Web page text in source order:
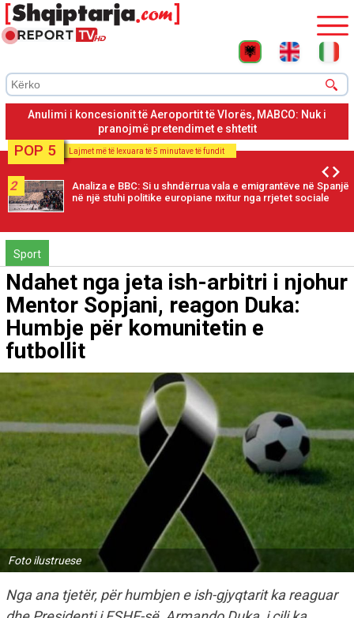
Anulimi i koncesionit të Aeroportit të Vlorës, MABCO: Na
mbajtën jashtë kantierit 1 vit
POP 5 Lajmet më të lexuara të 5 minutave të fundit
2
Analiza e BBC: Si u shndërrua vala e emigrantëve në Spanjë
në një stuhi politike europiane nxitur nga rrjetet sociale
Sport
Ndahet nga jeta ish-arbitri i njohur
Mentor Sopjani, reagon Duka:
Humbje për komunitetin e
futbollit
Foto ilustruese
Nga ana tjetër, për humbjen e ish-gjyqtarit ka reaguar